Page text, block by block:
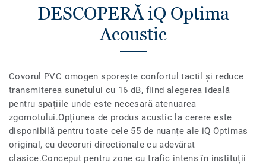
DESCOPERĂ iQ Optima
Acoustic
Covorul PVC omogen sporește confortul tactil și reduce
transmiterea sunetului cu 16 dB, fiind alegerea ideală
pentru spațiile unde este necesară atenuarea
zgomotului.Opțiunea de produs acustic la cerere este
disponibilă pentru toate cele 55 de nuanțe ale iQ Optimas
original, cu decoruri directionale cu adevărat
clasice.Conceput pentru zone cu trafic intens în instituții